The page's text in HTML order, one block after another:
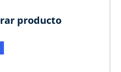
producto